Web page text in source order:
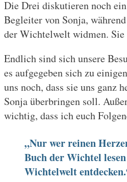
Die Drei diskutieren noch
Begleiter von Sonja,
der Wichtelwelt widmen.
Endlich sind sich unsere
es aufgegeben sich zu
uns noch, dass sie uns ganz
Sonja überbringen soll.
wichtig, dass ich euch
„Nur wer reinen
Buch der Wichtel
Wichtelwelt